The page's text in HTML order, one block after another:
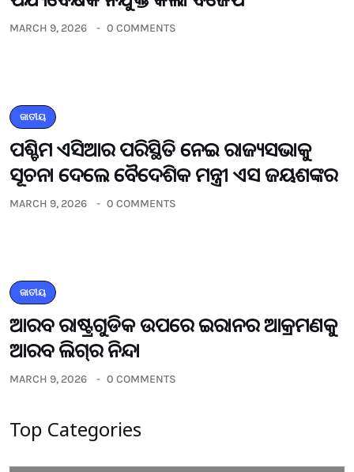
MARCH 9, 2026 0 COMMENTS
ଜାତୀୟ
ପଶ୍ଚିମ ଏସିଆର ପରିସ୍ଥିତି ନେଇ ରାଜ୍ୟସଭାକୁ
ସୂଚନା ଦେଲେ ବୈଦେଶିକ ମନ୍ତ୍ରୀ ଏସ ଜୟଶଙ୍କର
MARCH 9, 2026 0 COMMENTS
ଜାତୀୟ
ଆରବ ରାଷ୍ଟ୍ରଗୁଡିକ ଉପରେ ଇରାନର ଆକ୍ରମଣକୁ
ଆରବ ଲିଗ୍‌ର ନିନ୍ଦା
MARCH 9, 2026 0 COMMENTS
Top Categories